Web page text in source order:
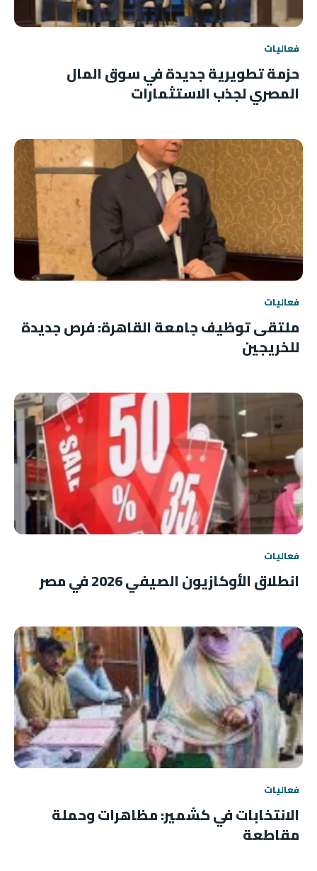
فعاليات
حزمة تطويرية جديدة في سوق المال
المصري لجذب الاستثمارات
فعاليات
ملتقى توظيف جامعة القاهرة: فرص جديدة
للخريجين
فعاليات
انطلاق الأوكازيون الصيفي 2026 في مصر
فعاليات
الانتخابات في كشمير: مظاهرات وحملة
مقاطعة